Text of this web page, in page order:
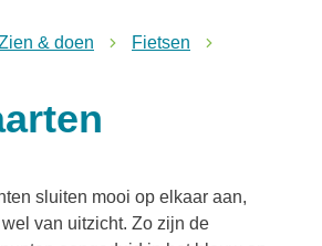
& doen Fietsen
sluiten mooi op elkaar aan,
van uitzicht. Zo zijn de